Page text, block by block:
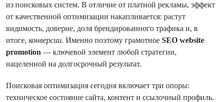
из поисковых систем. В отличие от платной рекламы, эффект
от качественной оптимизации накапливается: растут
видимость, доверие, доля брендированного трафика и, в
итоге, конверсии. Именно поэтому грамотное SEO website
promotion — ключевой элемент любой стратегии,
нацеленной на долгосрочный результат.
Поисковая оптимизация сегодня включает три опоры:
техническое состояние сайта, контент и ссылочный профиль.